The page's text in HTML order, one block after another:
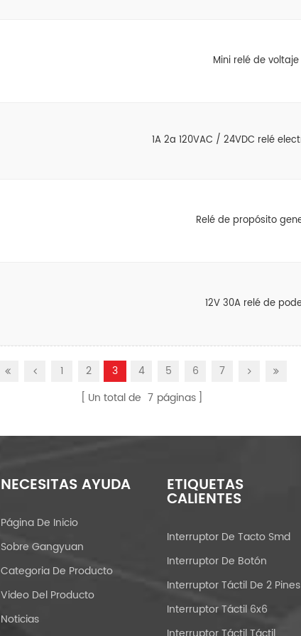
Mini relé de voltaje
1A 2a 120VAC / 24VDC relé
Relé de propósito
12V 30A relé de
1 2 3 4 5 6
7
Un total de 7 páginas
NECESITAS AYUDA
Página De Inicio
Sobre Gangyuan
Categoria De Producto
Video Del Producto
Noticias
ETIQUETAS
CALIENTES
Interruptor De Tacto Smd
Interruptor De Botón
Interruptor Táctil De 2 Pines
Interruptor Táctil 6x6